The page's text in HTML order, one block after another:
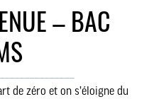
– BAC
de zéro et on s’éloigne du